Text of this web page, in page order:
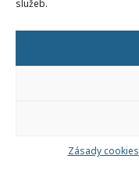
služeb.
Zásady cookies